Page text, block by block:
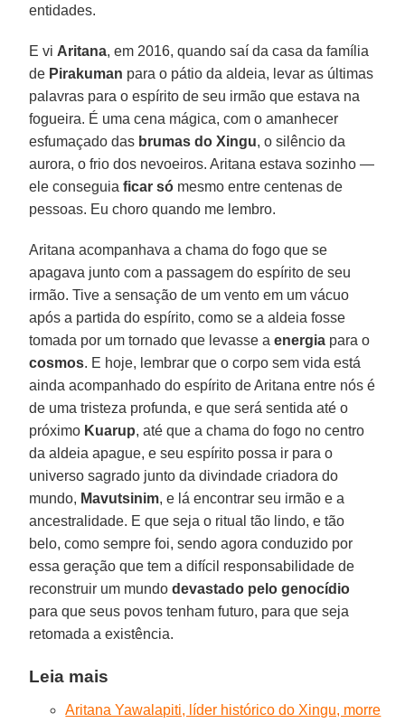
entidades.
E vi Aritana, em 2016, quando saí da casa da família
de Pirakuman para o pátio da aldeia, levar as últimas
palavras para o espírito de seu irmão que estava na
fogueira. É uma cena mágica, com o amanhecer
esfumaçado das brumas do Xingu, o silêncio da
aurora, o frio dos nevoeiros. Aritana estava sozinho —
ele conseguiaficar só mesmo entre centenas de
pessoas. Eu choro quando me lembro.
Aritana acompanhava a chama do fogo que se
apagava junto com a passagem do espírito de seu
irmão. Tive a sensação de um vento em um vácuo
após a partida do espírito, como se a aldeia fosse
tomada por um tornado que levasse aenergia para o
cosmos. E hoje, lembrar que o corpo sem vida está
ainda acompanhado do espírito de Aritana entre nós é
de uma tristeza profunda, e que será sentida até o
próximo Kuarup, até que a chama do fogo no centro
da aldeia apague, e seu espírito possa ir para o
universo sagrado junto da divindade criadora do
mundo, Mavutsinim, e lá encontrar seu irmão e a
ancestralidade. E que seja o ritual tão lindo, e tão
belo, como sempre foi, sendo agora conduzido por
essa geração que tem a difícil responsabilidade de
reconstruir um mundodevastado pelo genocídio
para que seus povos tenham futuro, para que seja
retomada a existência.
Leia mais
Aritana Yawalapiti, líder histórico do Xingu, morre